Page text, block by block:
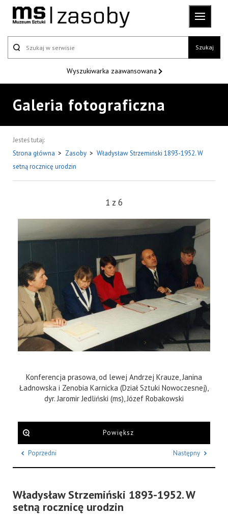
Szukaj
Wyszukiwarka zaawansowana
Galeria fotograficzna
Jesteś tutaj:
Strona główna > Zasoby > Władysław Strzemiński 1893-1952. W
setną rocznicę urodzin
1 z 6
Konferencja prasowa, od lewej Andrzej Krauze, Janina
Ładnowska i Zenobia Karnicka (Dział Sztuki Nowoczesnej),
dyr. Jaromir Jedliński (ms), Józef Robakowski
Powiększ
Poprzedni Następny
Władysław Strzemiński 1893-1952. W
setną rocznicę urodzin